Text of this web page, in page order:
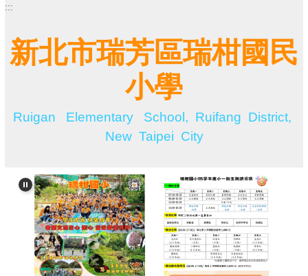
跳
主
要
內
:::
新北市瑞芳區瑞柑國民
小學
Ruigan Elementary School, Ruifang District,
New Taipei City